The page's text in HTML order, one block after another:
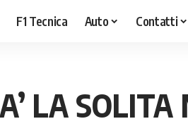
F1 Tecnica Auto Contatti
LA SOLITA